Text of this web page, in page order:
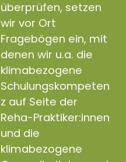
überprüfen, setzen
wir vor Ort
Fragebögen ein, mit
denen wir u.a. die
klimabezogene
Schulungskompeten
z auf Seite der
Reha-Praktiker:innen
und die
klimabezogene